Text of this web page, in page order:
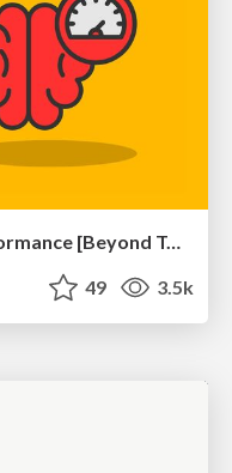
The Psychology of Web Performance [Beyond Tellerrand 2023]
49 3.5k